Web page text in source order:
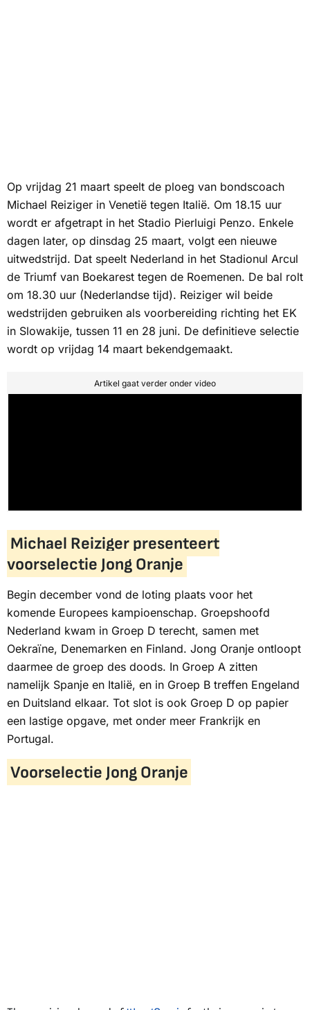
Op vrijdag 21 maart speelt de ploeg van bondscoach
Michael Reiziger in Venetië tegen Italië. Om 18.15 uur
wordt er afgetrapt in het Stadio Pierluigi Penzo. Enkele
dagen later, op dinsdag 25 maart, volgt een nieuwe
uitwedstrijd. Dat speelt Nederland in het Stadionul Arcul
de Triumf van Boekarest tegen de Roemenen. De bal rolt
om 18.30 uur (Nederlandse tijd). Reiziger wil beide
wedstrijden gebruiken als voorbereiding richting het EK
in Slowakije, tussen 11 en 28 juni. De definitieve selectie
wordt op vrijdag 14 maart bekendgemaakt.
Artikel gaat verder onder video
Michael Reiziger presenteert
voorselectie Jong Oranje
Begin december vond de loting plaats voor het
komende Europees kampioenschap. Groepshoofd
Nederland kwam in Groep D terecht, samen met
Oekraïne, Denemarken en Finland. Jong Oranje ontloopt
daarmee de groep des doods. In Groep A zitten
namelijk Spanje en Italië, en in Groep B treffen Engeland
en Duitsland elkaar. Tot slot is ook Groep D op papier
een lastige opgave, met onder meer Frankrijk en
Portugal.
Voorselectie Jong Oranje